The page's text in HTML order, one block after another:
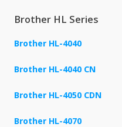
Brother HL Series
Brother HL-4040
Brother HL-4040 CN
Brother HL-4050 CDN
Brother HL-4070